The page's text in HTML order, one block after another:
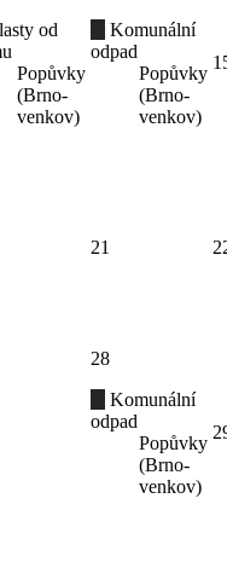
od
Popůvky
(Brno-
venkov)
Komunální
odpad
Popůvky
(Brno-
venkov)
21
28
Komunální
odpad
Popůvky
(Brno-
venkov)